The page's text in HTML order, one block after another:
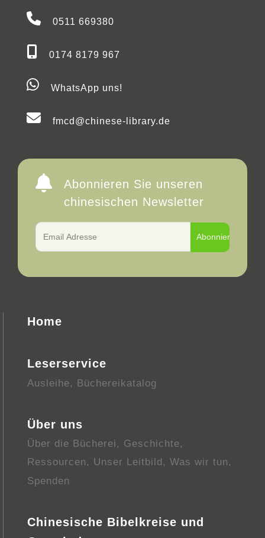
0511 669380
0174 8179 967
WhatsApp uns!
fmcd@chinese-library.de
Abonnieren Sie unseren
chinesischen Newsletter
Home
Leserservice
Ausleihe, Büchereikatalog
Über uns
Über die Bücherei , Geschichte,
Ressourcen , Unser Leitbild , Was wir tun ,
Spenden
Chinesische Bibelkreise und